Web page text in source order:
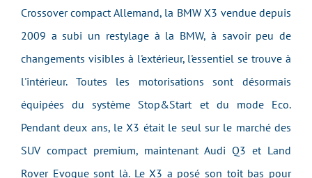
Crossover compact Allemand, la BMW X3 vendue depuis
2009 a subi un restylage à la BMW, à savoir peu de
changements visibles à l'extérieur, l'essentiel se trouve à
l'intérieur. Toutes les motorisations sont désormais
équipées du système Stop&Start et du mode Eco.
Pendant deux ans, le X3 était le seul sur le marché des
SUV compact premium, maintenant Audi Q3 et Land
Rover Evoque sont là. Le X3 a posé son toit bas pour